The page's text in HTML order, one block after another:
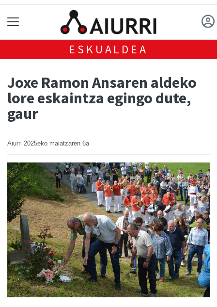
ESKUALDEA
Joxe Ramon Ansaren aldeko
lore eskaintza egingo dute,
gaur
Aiurri 2025eko maiatzaren 6a